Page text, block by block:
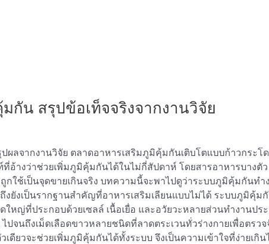
กัน สรุปข้อเท็จจริงจากงานวิจัย
ลจากงานวิจัย ตลาดอาหารเสริมภูมิคุ้มกันเติบโตแบบก้าวกระโ
างว่าช่วยเพิ่มภูมิคุ้มกันได้ในไม่กี่สัปดาห์ โดยสารอาหารบางตั
ช้เป็นจุดขายเกินจริง บทความนี้จะพาไปดูว่าระบบภูมิคุ้มกันทำ
ยังเป็นรากฐานสำคัญที่อาหารเสริมเลียนแบบไม่ได้ ระบบภูมิคุ้ม
ใหญ่ที่ประกอบด้วยเซลล์ เนื้อเยื่อ และอวัยวะหลายส่วนทำงานป
ปจนถึงเม็ดเลือดขาวหลายชนิดที่ลาดตระเวนทั่วร่างกายเพื่อตร
ยวจะช่วยเพิ่มภูมิคุ้มกันได้ทั้งระบบ จึงเป็นความเข้าใจที่ง่ายเกิ